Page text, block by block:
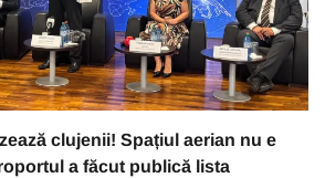
clujenii! Spațiul aerian nu e
a făcut publică lista